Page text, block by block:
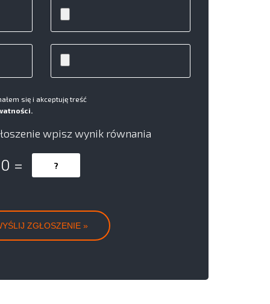
się i akceptuję treść
wpisz wynik równania
=